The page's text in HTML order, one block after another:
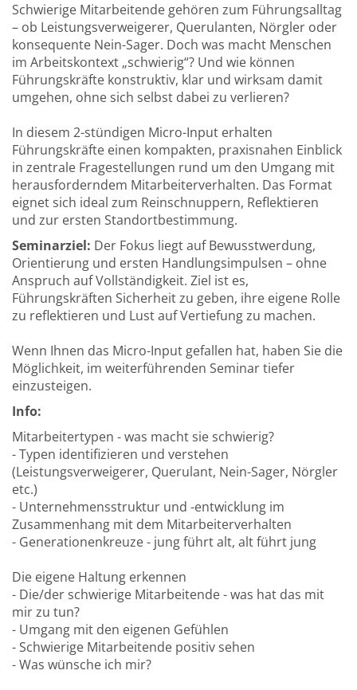
Schwierige Mitarbeitende gehören zum Führungsalltag
– ob Leistungsverweigerer, Querulanten, Nörgler oder
konsequente Nein-Sager. Doch was macht Menschen
im Arbeitskontext „schwierig“? Und wie können
Führungskräfte konstruktiv, klar und wirksam damit
umgehen, ohne sich selbst dabei zu verlieren?
In diesem 2-stündigen Micro-Input erhalten
Führungskräfte einen kompakten, praxisnahen Einblick
in zentrale Fragestellungen rund um den Umgang mit
herausforderndem Mitarbeiterverhalten. Das Format
eignet sich ideal zum Reinschnuppern, Reflektieren
und zur ersten Standortbestimmung.
Seminarziel: Der Fokus liegt auf Bewusstwerdung,
Orientierung und ersten Handlungsimpulsen – ohne
Anspruch auf Vollständigkeit. Ziel ist es,
Führungskräften Sicherheit zu geben, ihre eigene Rolle
zu reflektieren und Lust auf Vertiefung zu machen.
Wenn Ihnen das Micro-Input gefallen hat, haben Sie die
Möglichkeit, im weiterführenden Seminar tiefer
einzusteigen.
Info:
Mitarbeitertypen - was macht sie schwierig?
- Typen identifizieren und verstehen
(Leistungsverweigerer, Querulant, Nein-Sager, Nörgler
etc.)
- Unternehmensstruktur und -entwicklung im
Zusammenhang mit dem Mitarbeiterverhalten
- Generationenkreuze - jung führt alt, alt führt jung
Die eigene Haltung erkennen
- Die/der schwierige Mitarbeitende - was hat das mit
mir zu tun?
- Umgang mit den eigenen Gefühlen
- Schwierige Mitarbeitende positiv sehen
- Was wünsche ich mir?